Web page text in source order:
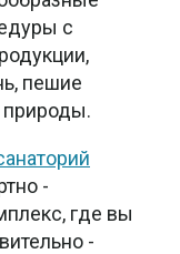
с
пешие
природы.
-
где вы
-